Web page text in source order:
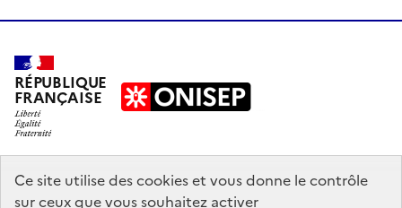
Ce site utilise des cookies et vous donne le contrôle
sur ceux que vous souhaitez activer
RÉPUBLIQUE
FRANÇAISE
education.gouv.fr